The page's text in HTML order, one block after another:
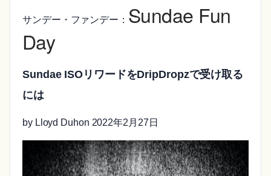
サンデー・ファンデー： Sundae Fun
Day
Sundae ISOリワードをDripDropzで受け取る
には
by Lloyd Duhon 2022年2月27日